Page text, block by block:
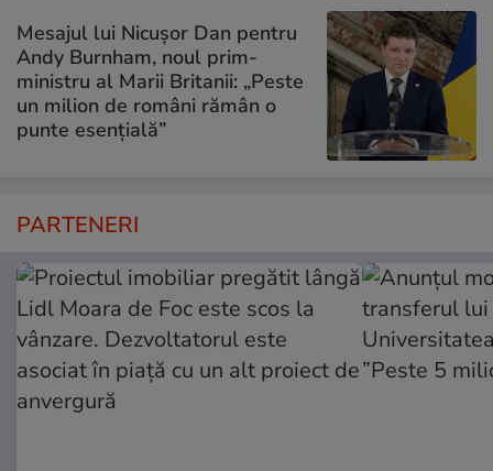
Mesajul lui Nicușor Dan pentru
Andy Burnham, noul prim-
ministru al Marii Britanii: „Peste
un milion de români rămân o
punte esențială”
PARTENERI